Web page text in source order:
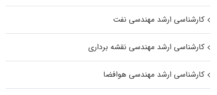
کارشناسی ارشد مهندسی نفت
کارشناسی ارشد مهندسی نقشه برداری
کارشناسی ارشد مهندسی هوافضا